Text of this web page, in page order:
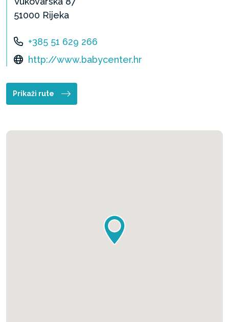
51000 Rijeka
+385 51 629 266
http://www.babycenter.hr
Prikaži rute